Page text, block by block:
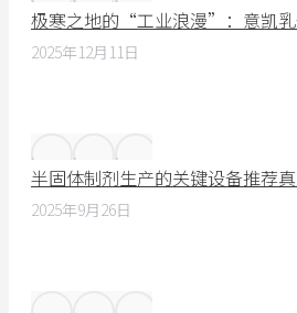
极寒之地的“工业浪漫”：意凯
2025年12月11日
半固体制剂生产的关键设备推荐
2025年9月26日